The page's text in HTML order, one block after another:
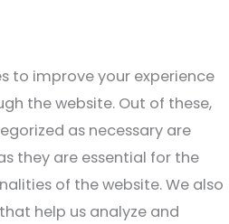
to improve your experience
the website. Out of these,
as necessary are
they are essential for the
of the website. We also
help us analyze and